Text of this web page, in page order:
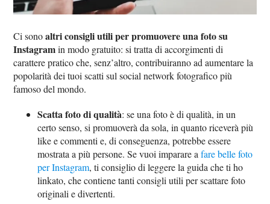
Ci sonoaltri consigli utili per promuovere una foto su
Instagramin modo gratuito: si tratta di accorgimenti di
carattere pratico che, senz’altro, contribuiranno ad aumentare la
popolarità dei tuoi scatti sul social network fotografico più
famoso del mondo.
Scatta foto di qualità: se una foto è di qualità, in un
certo senso, si promuoverà da sola, in quanto riceverà più
like e commenti e, di conseguenza, potrebbe essere
mostrata a più persone. Se vuoi imparare afare belle foto
per Instagram, ti consiglio di leggere la guida che ti ho
linkato, che contiene tanti consigli utili per scattare foto
originali e divertenti.